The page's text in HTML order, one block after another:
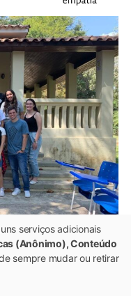
– Gestão 2022.2
serviços adicionais
(Anônimo), Conteúdo
sempre mudar ou retirar